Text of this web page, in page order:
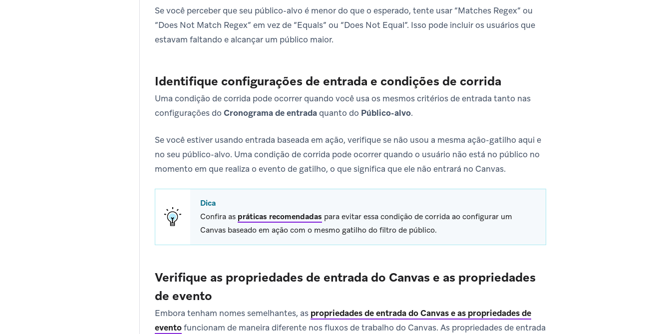
Se você perceber que seu público-alvo é menor do que o esperado, tente usar “Matches Regex” ou
“Does Not Match Regex” em vez de “Equals” ou “Does Not Equal”. Isso pode incluir os usuários que
estavam faltando e alcançar um público maior.
Identifique configurações de entrada e condições de corrida
Uma condição de corrida pode ocorrer quando você usa os mesmos critérios de entrada tanto nas
configurações do Cronograma de entradaquanto do Público-alvo.
Se você estiver usando entrada baseada em ação, verifique se não usou a mesma ação-gatilho aqui e
no seu público-alvo. Uma condição de corrida pode ocorrer quando o usuário não está no público no
momento em que realiza o evento de gatilho, o que significa que ele não entrará no Canvas.
Dica
Confira as práticas recomendadas para evitar essa condição de corrida ao configurar um
Canvas baseado em ação com o mesmo gatilho do filtro de público.
Verifique as propriedades de entrada do Canvas e as propriedades
de evento
Embora tenham nomes semelhantes, as propriedades de entrada do Canvas e as propriedades de
eventofuncionam de maneira diferente nos fluxos de trabalho do Canvas. As propriedades de entrada